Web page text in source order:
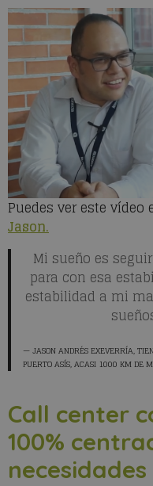
Puedes ver este vídeo
Jason.
Mi sueño es
para con esa
estabilidad a mi
JASON ANDRÉS EXEVERRÍA,
PUERTO ASÍS, ACASI 1000 KM DE
Call center
100%